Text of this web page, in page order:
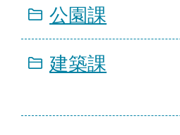
公園課
建築課